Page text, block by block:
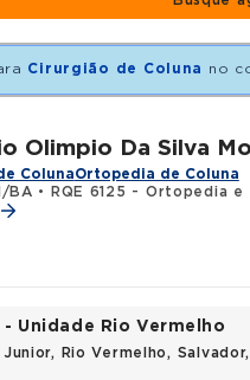
Cirurgião de Coluna no
Olimpio Da Silva
ColunaOrtopedia de Coluna
BA •
RQE 6125 - Ortopedia
Unidade Rio Vermelho
Rio Vermelho,